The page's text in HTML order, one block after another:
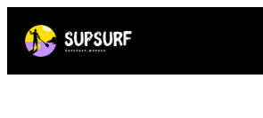
Перейти
содержимому